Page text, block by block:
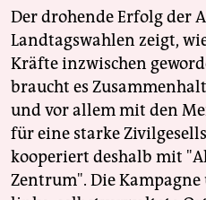
Der drohende Erfolg der
Landtagswahlen zeigt,
Kräfte inzwischen
braucht es
und vor allem mit den
für eine starke
kooperiert deshalb mit
Zentrum". Die